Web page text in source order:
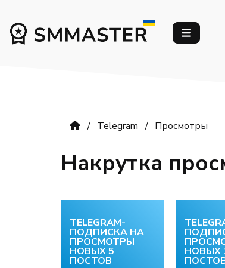
Telegram Просмотры
Накрутка
TELEGRAM-
ПОДПИСКА НА
ПРОСМОТРЫ
НОВЫХ 5
ПОСТОВ
НОВЫХ